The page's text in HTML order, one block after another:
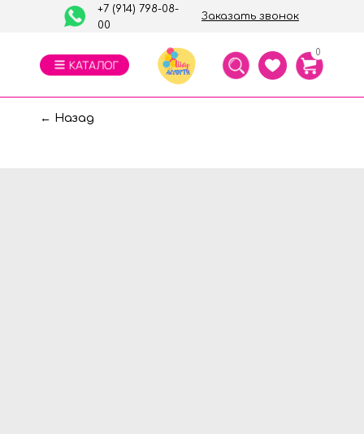
Заказать звонок
+7 (914) 798-08-
00
0
← Назад